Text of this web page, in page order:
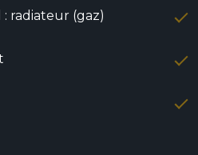
radiateur (gaz)